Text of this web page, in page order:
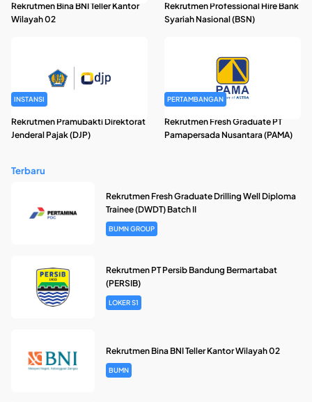
Rekrutmen Bina BNI Teller Kantor
Wilayah 02
Rekrutmen Professional Hire Bank
Syariah Nasional (BSN)
INSTANSI
Rekrutmen Pramubakti Direktorat
Jenderal Pajak (DJP)
PERTAMBANGAN
Rekrutmen Fresh Graduate PT
Pamapersada Nusantara (PAMA)
Terbaru
Rekrutmen Fresh Graduate Drilling Well Diploma
Trainee (DWDT) Batch II
BUMN GROUP
Rekrutmen PT Persib Bandung Bermartabat
(PERSIB)
LOKER S1
Rekrutmen Bina BNI Teller Kantor Wilayah 02
BUMN